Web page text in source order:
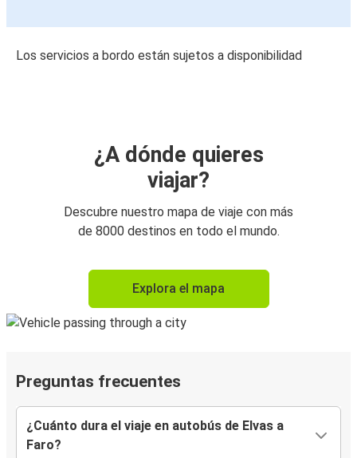
Los servicios a bordo están sujetos a disponibilidad
¿A dónde quieres
viajar?
Descubre nuestro mapa de viaje con más
de 8000 destinos en todo el mundo.
Explora el mapa
Preguntas frecuentes
¿Cuánto dura el viaje en autobús de Elvas a
Faro?